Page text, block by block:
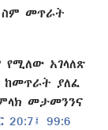
ስም መጥራት
አገላለጽ
ከመጥራት ያለፈ
መታመንንና
99:6